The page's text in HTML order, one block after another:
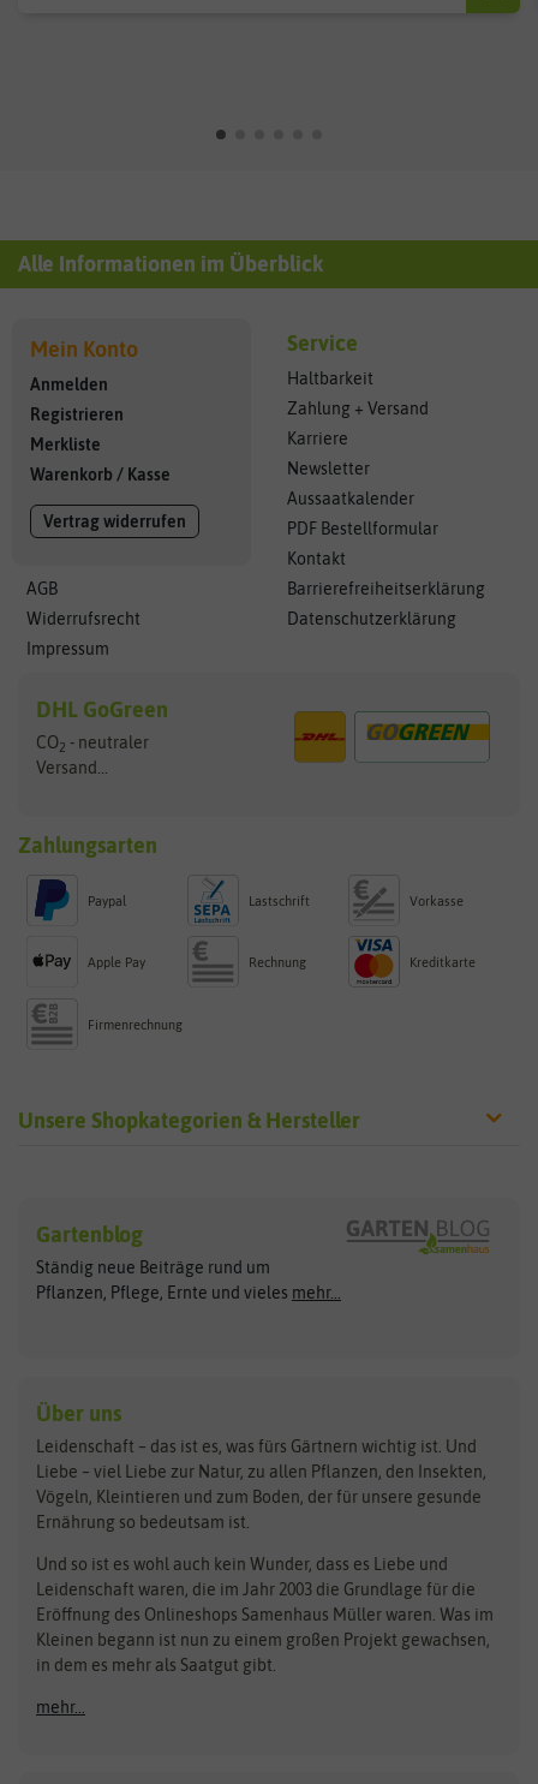
Alle Informationen im Überblick
Mein Konto
Anmelden
Registrieren
Merkliste
Warenkorb / Kasse
Vertrag widerrufen
AGB
Widerrufsrecht
Impressum
Service
Haltbarkeit
Zahlung + Versand
Karriere
Newsletter
Aussaatkalender
PDF Bestellformular
Kontakt
Barrierefreiheitserklärung
Datenschutzerklärung
DHL GoGreen
CO2 - neutraler
Versand...
Zahlungsarten
Paypal Lastschrift Vorkasse
Apple Pay Rechnung Kreditkarte
Firmenrechnung
Unsere Shopkategorien & Hersteller
Exotische Samen
Gemüsesamen
Gründünger
Kräutersamen
Obstsamen
Pilzbrut
Rasensamen
Steckzwiebeln
Zimmer & Kübelpflanzen
Kataloge
Schnäppchen
Anzucht & Gartenzubehör
Anzuchtschalen
Arche Noah
ASB Greenworld
Benary
Bingenheimer Saatgut
Bionana
BIOWOL
Blumicorn
Bûten Birds
Clever Pots
COMPO
Dürr-Samen
Feldsaaten Freudenberger
Fertil
Flora Elite
Gartenblog
Ständig neue Beiträge rund um
Pflanzen, Pflege, Ernte und vieles mehr...
Über uns
Leidenschaft – das ist es, was fürs Gärtnern wichtig ist. Und
Liebe – viel Liebe zur Natur, zu allen Pflanzen, den Insekten,
Vögeln, Kleintieren und zum Boden, der für unsere gesunde
Ernährung so bedeutsam ist.
Und so ist es wohl auch kein Wunder, dass es Liebe und
Leidenschaft waren, die im Jahr 2003 die Grundlage für die
Eröffnung des Onlineshops Samenhaus Müller waren. Was im
Kleinen begann ist nun zu einem großen Projekt gewachsen,
in dem es mehr als Saatgut gibt.
mehr...